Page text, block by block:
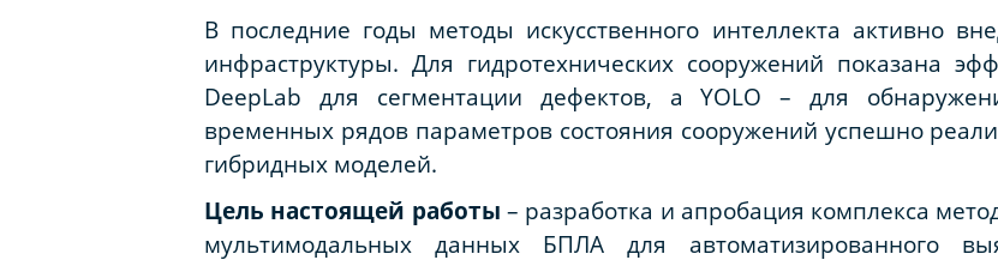
В последние годы методы искусственного интеллекта активно
инфраструктуры. Для гидротехнических сооружений показана
DeepLab для сегментации дефектов, а YOLO – для
временных рядов параметров состояния сооружений успешно
гибридных моделей.
Цель настоящей работы – разработка и апробация комплекса
мультимодальных данных БПЛА для автоматизированного